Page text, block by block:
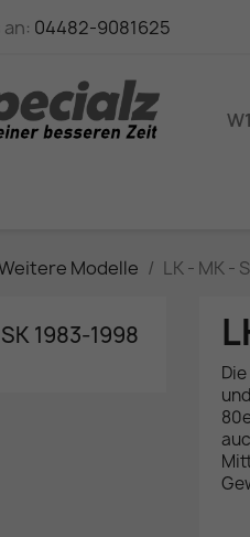
04482-9081625
Modelle LK - MK -
1983-1998